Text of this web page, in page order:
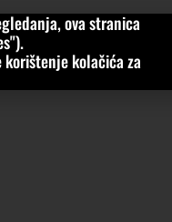
KATEGORIJE
ova stranica
kolačića za